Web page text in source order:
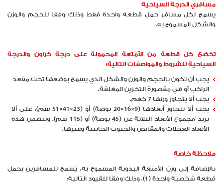
مسافري الدرجة السياحية
يسمح لكل مسافر حمل قطعة واحدة فقط وذلك وفقا للحجم والوزن
والشكل المسموح به.
تخضع كل قطعة من الأمتعة المحمولة على درجة كراون والدرجة
السياحية للشروط والمواصفات التالية:
يجب أن تكون بالحجم والوزن والشكل الذي يسمح بوضعها تحت مقعد
الراكب أو في مقصورة التخزين المغلقة.
يجب ألا يتجاوز وزنها 7 كغم.
يجب ألا تتجاوز أبعادها (9×16×20 بوصة) أو (23×41×51 سم)، على ألا
يزيد مجموع الأبعاد الثلاثة عن (45 بوصة) أو (115 سم). وتتضمن هذه
الأبعاد العجلات والمقابض والجيوب الجانبية وغيرها.
ملاحظة خاصة
بالإضافة إلى وزن الأمتعة اليدوية المسموح به، يُسمح للمسافرين بحمل
قطعة شخصية واحدة (1)، وذلك وفقًا للقيود التالية: